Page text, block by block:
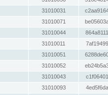
31010031
31010071
31010044
31010011
31010051
31010052
31010043
31010093